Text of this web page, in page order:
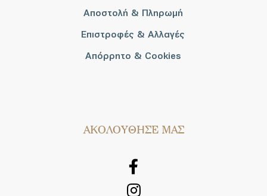
Αποστολή & Πληρωμή
Επιστροφές & Αλλαγές
Απόρρητο & Cookies
AΚΟΛΟΥΘΗΣΕ ΜΑΣ